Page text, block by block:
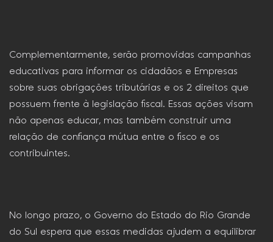
Complementarmente, serão promovidas campanhas
educativas para informar os cidadãos e Empresas
sobre suas obrigações tributárias e os 2 direitos que
possuem frente à legislação fiscal. Essas ações visam
não apenas educar, mas também construir uma
relação de confiança mútua entre o fisco e os
contribuintes.
No longo prazo, o Governo do Estado do Rio Grande
do Sul espera que essas medidas ajudem a equilibrar